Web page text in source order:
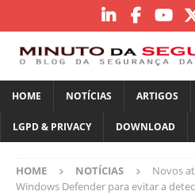
HOME NOTÍCIAS ARTIGOS
LGPD & PRIVACY DOWNLOAD
HOME NOTÍCIAS
Novos
Windows Defender para evitar a